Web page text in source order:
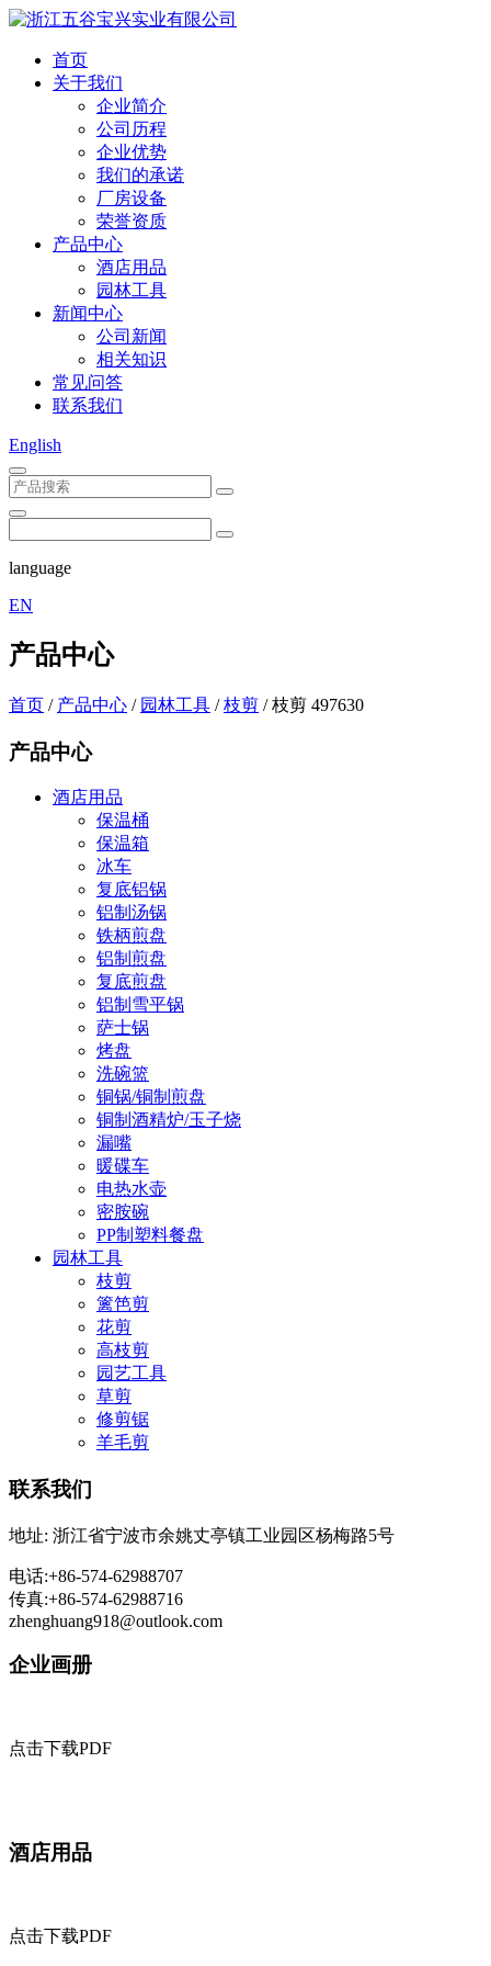
首页
关于我们
企业简介
公司历程
企业优势
我们的承诺
厂房设备
荣誉资质
产品中心
酒店用品
园林工具
新闻中心
公司新闻
相关知识
常见问答
联系我们
English
language
EN
产品中心
首页 / 产品中心 / 园林工具 /枝剪 /枝剪 497630
产品中心
酒店用品
保温桶
保温箱
冰车
复底铝锅
铝制汤锅
铁柄煎盘
铝制煎盘
复底煎盘
铝制雪平锅
萨士锅
烤盘
洗碗篮
铜锅/铜制煎盘
铜制酒精炉/玉子烧
漏嘴
暖碟车
电热水壶
密胺碗
PP制塑料餐盘
园林工具
枝剪
篱笆剪
花剪
高枝剪
园艺工具
草剪
修剪锯
羊毛剪
联系我们
地址: 浙江省宁波市余姚丈亭镇工业园区杨梅路5号
电话:+86-574-62988707
传真:+86-574-62988716
zhenghuang918@outlook.com
企业画册
点击下载PDF
酒店用品
点击下载PDF